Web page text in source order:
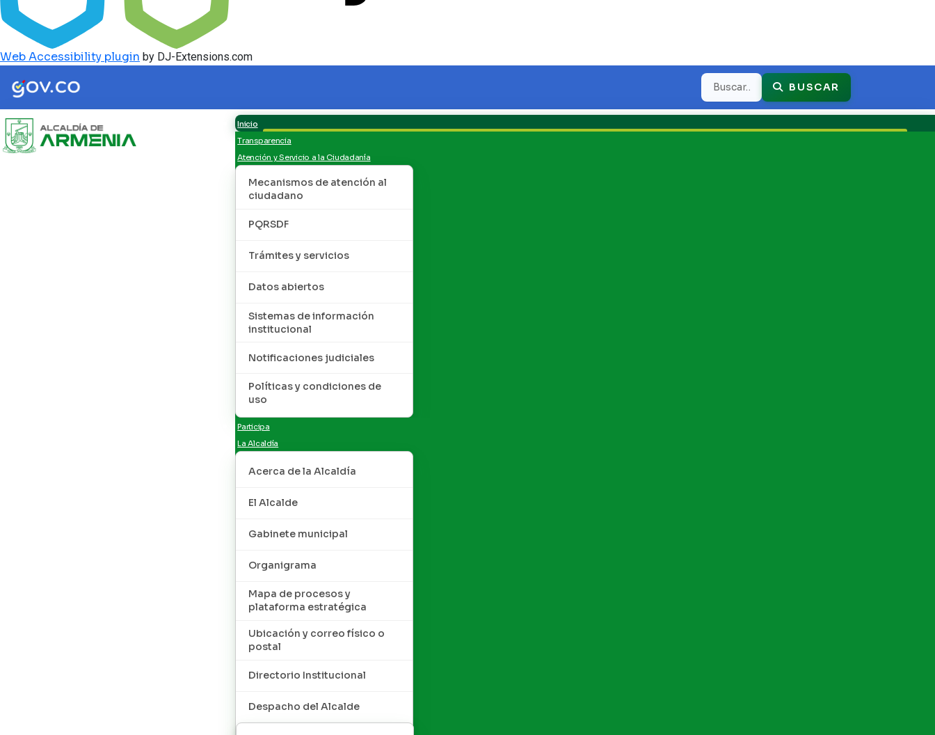
Web Accessibility plugin by DJ-Extensions.com
Buscar BUSCAR
Inicio
Transparencia
Atención y Servicio a la Ciudadanía
Mecanismos de atención al
ciudadano
PQRSDF
Trámites y servicios
Datos abiertos
Sistemas de información
institucional
Notificaciones judiciales
Políticas y condiciones de
uso
Participa
La Alcaldía
Acerca de la Alcaldía
El Alcalde
Gabinete municipal
Organigrama
Mapa de procesos y
plataforma estratégica
Ubicación y correo físico o
postal
Directorio Institucional
Despacho del Alcalde